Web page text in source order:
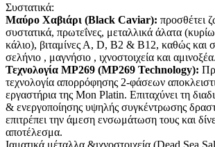
Συστατικά:
Μαύρο Χαβιάρι (Black Caviar): προσθέτει
συστατικά, πρωτεΐνες, μεταλλικά άλατα
κάλιο), βιταμίνες Α, D, Β2 & Β12, καθώς και
σελήνιο , μαγνήσιο , ιχνοστοιχεία και αμινοξέα.
Τεχνολογία MP269 (MP269 Technology):
τεχνολογία απορρόφησης 2-φάσεων
εργαστήρια της Mon Platin. Επιταχύνει τη
& ενεργοποίησης υψηλής συγκέντρωσης
επιτρέπει την άμεση ενσωμάτωση τους και
αποτέλεσμα.
Ιαματικά μέταλλα &ιχνοστοιχεία (Dead Sea